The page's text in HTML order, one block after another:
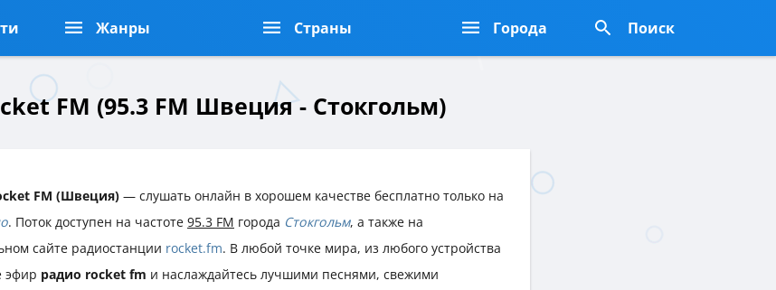
Жанры Страны Города Поиск
FM (95.3 FM Швеция - Стокгольм)
FM (Швеция) — слушать онлайн в хорошем качестве бесплатно только на
. Поток доступен на частоте 95.3 FM города Стокгольм, а также на
сайте радиостанции rocket.fm. В любой точке мира, из любого устройства
эфир радио rocket fm и наслаждайтесь лучшими песнями, свежими